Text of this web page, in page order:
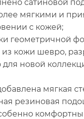
сатиновой
мягкими и
с кожей;
геометричной
кожи шевро,
для новой
мягкая
резиновая